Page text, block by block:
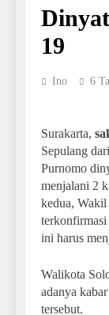
19
Ino 6
Surakarta,
Sepulang
Purnomo
menjalani 2
kedua,
ini harus
Walikota
adanya
tersebut.